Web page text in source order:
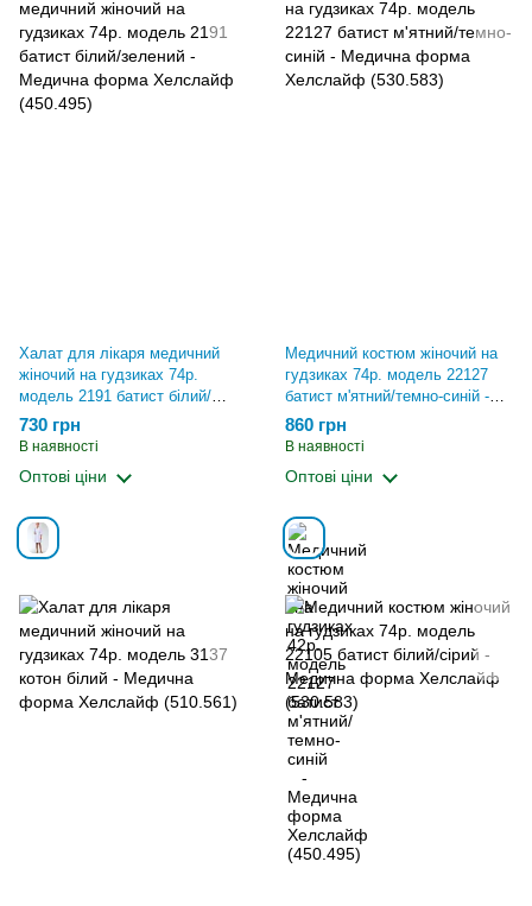
Халат для лікаря медичний
жіночий на гудзиках 74р.
модель 2191 батист білий/
зелений - Медична форма
Хелслайф (450.495)
730 грн
В наявності
Оптові ціни
Медичний костюм жіночий на
гудзиках 74р. модель 22127
батист м'ятний/темно-синій -
Медична форма Хелслайф
(530.583)
860 грн
В наявності
Оптові ціни